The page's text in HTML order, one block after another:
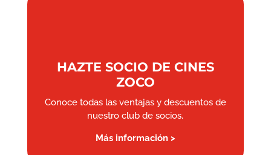
HAZTE SOCIO DE CINES
ZOCO
Conoce todas las ventajas y descuentos de
nuestro club de socios.
Más información >